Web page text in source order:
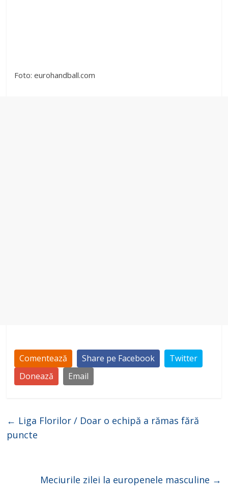
Foto: eurohandball.com
Comentează Share pe Facebook
Twitter
Donează
Email
← Liga Florilor / Doar o echipă a rămas fără
puncte
Meciurile zilei la europenele masculine →